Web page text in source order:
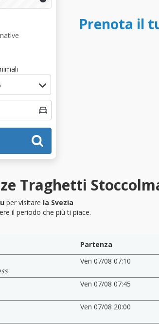
Prenota il
Traghetti
per visitare la Svezia
il periodo che più ti piace.
Partenza
Ven 07/08 07:10
Ven 07/08 07:45
Ven 07/08 20:00